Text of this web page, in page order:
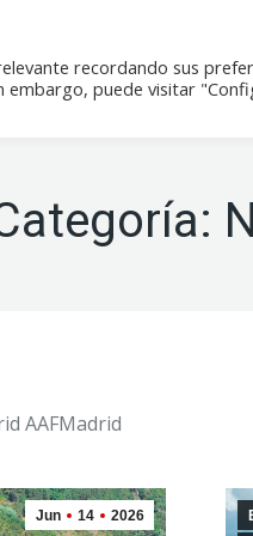
Actividades
AAFMadrid
Jun 14 2026
recordando sus
embargo, puede visitar